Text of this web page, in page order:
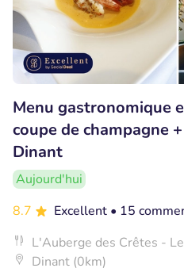
Menu gastronomique
coupe de champagne
Dinant
Aujourd'hui
8.7
Excellent • 15
L'Auberge des Crêtes -
Dinant (0km)